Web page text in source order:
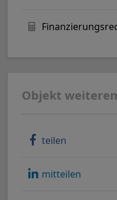
Objekt
teilen
mitteilen